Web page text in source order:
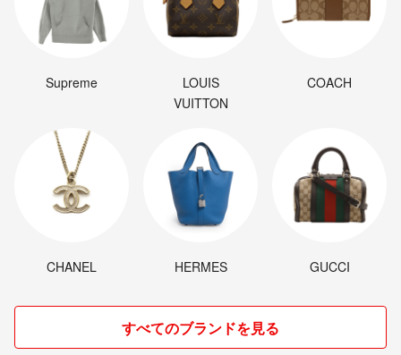
Supreme
LOUIS
VUITTON
COACH
CHANEL HERMES GUCCI
すべてのブランドを見る